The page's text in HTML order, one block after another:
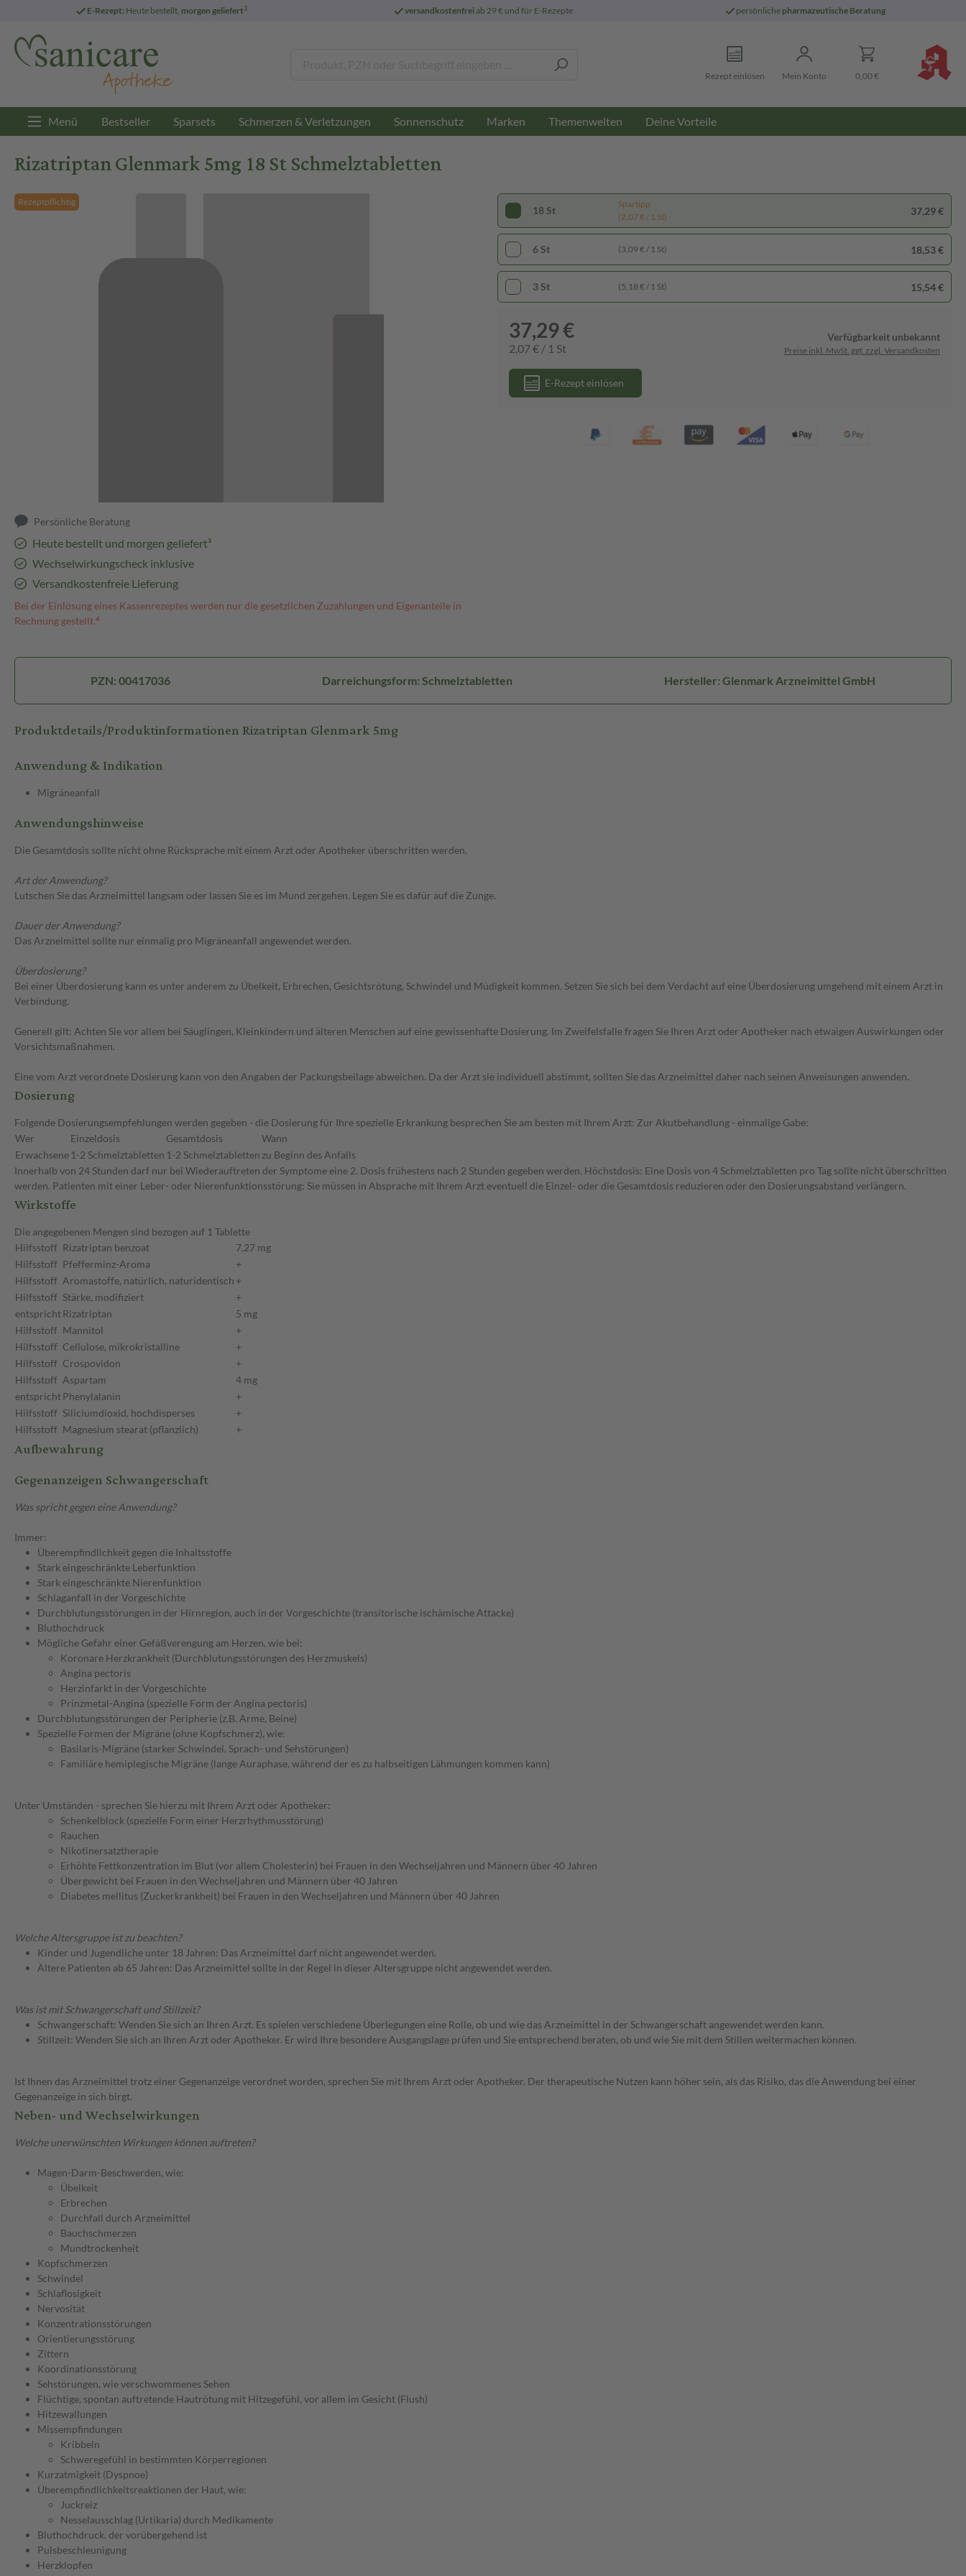
E-Rezept: Heute bestellt, morgen geliefert3 versandkostenfreiab 29 € und für E-Rezepte persönliche pharmazeutische Beratung
Rezept einlösen Mein Konto 0,00 €
Menü Bestseller Sparsets Schmerzen & Verletzungen Sonnenschutz Marken Themenwelten Deine Vorteile
Rizatriptan Glenmark 5mg 18 St Schmelztabletten
Rezeptpflichtig
Persönliche Beratung
Heute bestellt und morgen geliefert³
Wechselwirkungscheck inklusive
Versandkostenfreie Lieferung
Bei der Einlösung eines Kassenrezeptes werden nur die gesetzlichen Zuzahlungen und Eigenanteile in
Rechnung gestellt.⁴
18 St
Spartipp
(2,07 € / 1 St)
37,29 €
6 St (3,09 € / 1 St) 18,53 €
3 St (5,18 € / 1 St) 15,54 €
37,29 €
2,07 € / 1 St
Verfügbarkeit unbekannt
Preise inkl. MwSt. ggf. zzgl. Versandkosten
E-Rezept einlösen
PZN: 00417036 Darreichungsform: Schmelztabletten Hersteller: Glenmark Arzneimittel GmbH
Produktdetails/Produktinformationen Rizatriptan Glenmark 5mg
Anwendung & Indikation
Migräneanfall
Anwendungshinweise
Die Gesamtdosis sollte nicht ohne Rücksprache mit einem Arzt oder Apotheker überschritten werden.
Art der Anwendung?
Lutschen Sie das Arzneimittel langsam oder lassen Sie es im Mund zergehen. Legen Sie es dafür auf die Zunge.
Dauer der Anwendung?
Das Arzneimittel sollte nur einmalig pro Migräneanfall angewendet werden.
Überdosierung?
Bei einer Überdosierung kann es unter anderem zu Übelkeit, Erbrechen, Gesichtsrötung, Schwindel und Müdigkeit kommen. Setzen Sie sich bei dem Verdacht auf eine Überdosierung umgehend mit einem Arzt in
Verbindung.
Generell gilt: Achten Sie vor allem bei Säuglingen, Kleinkindern und älteren Menschen auf eine gewissenhafte Dosierung. Im Zweifelsfalle fragen Sie Ihren Arzt oder Apotheker nach etwaigen Auswirkungen oder
Vorsichtsmaßnahmen.
Eine vom Arzt verordnete Dosierung kann von den Angaben der Packungsbeilage abweichen. Da der Arzt sie individuell abstimmt, sollten Sie das Arzneimittel daher nach seinen Anweisungen anwenden.
Dosierung
Folgende Dosierungsempfehlungen werden gegeben - die Dosierung für Ihre spezielle Erkrankung besprechen Sie am besten mit Ihrem Arzt: Zur Akutbehandlung - einmalige Gabe:
Wer
Einzeldosis Gesamtdosis
Wann
Erwachsene 1-2 Schmelztabletten 1-2 Schmelztabletten zu Beginn des Anfalls
Innerhalb von 24 Stunden darf nur bei Wiederauftreten der Symptome eine 2. Dosis frühestens nach 2 Stunden gegeben werden. Höchstdosis: Eine Dosis von 4 Schmelztabletten pro Tag sollte nicht überschritten
werden. Patienten mit einer Leber- oder Nierenfunktionsstörung: Sie müssen in Absprache mit Ihrem Arzt eventuell die Einzel- oder die Gesamtdosis reduzieren oder den Dosierungsabstand verlängern.
Wirkstoffe
Die angegebenen Mengen sind bezogen auf 1 Tablette
Hilfsstoff Rizatriptan benzoat
7,27 mg
Hilfsstoff Pfefferminz-Aroma
+
Hilfsstoff Aromastoffe, natürlich, naturidentisch +
Hilfsstoff Stärke, modifiziert
+
entsprichtRizatriptan
5 mg
Hilfsstoff Mannitol
+
Hilfsstoff Cellulose, mikrokristalline
+
Hilfsstoff Crospovidon
+
Hilfsstoff Aspartam
4 mg
entsprichtPhenylalanin
+
Hilfsstoff Siliciumdioxid, hochdisperses
+
Hilfsstoff Magnesium stearat (pflanzlich) +
Aufbewahrung
Gegenanzeigen Schwangerschaft
Was spricht gegen eine Anwendung?
Immer:
Überempfindlichkeit gegen die Inhaltsstoffe
Stark eingeschränkte Leberfunktion
Stark eingeschränkte Nierenfunktion
Schlaganfall in der Vorgeschichte
Durchblutungsstörungen in der Hirnregion, auch in der Vorgeschichte (transitorische ischämische Attacke)
Bluthochdruck
Mögliche Gefahr einer Gefäßverengung am Herzen, wie bei:
Koronare Herzkrankheit (Durchblutungsstörungen des Herzmuskels)
Angina pectoris
Herzinfarkt in der Vorgeschichte
Prinzmetal-Angina (spezielle Form der Angina pectoris)
Durchblutungsstörungen der Peripherie (z.B. Arme, Beine)
Spezielle Formen der Migräne (ohne Kopfschmerz), wie:
Basilaris-Migräne (starker Schwindel, Sprach- und Sehstörungen)
Familiäre hemiplegische Migräne (lange Auraphase, während der es zu halbseitigen Lähmungen kommen kann)
Unter Umständen - sprechen Sie hierzu mit Ihrem Arzt oder Apotheker:
Schenkelblock (spezielle Form einer Herzrhythmusstörung)
Rauchen
Nikotinersatztherapie
Erhöhte Fettkonzentration im Blut (vor allem Cholesterin) bei Frauen in den Wechseljahren und Männern über 40 Jahren
Übergewicht bei Frauen in den Wechseljahren und Männern über 40 Jahren
Diabetes mellitus (Zuckerkrankheit) bei Frauen in den Wechseljahren und Männern über 40 Jahren
Welche Altersgruppe ist zu beachten?
Kinder und Jugendliche unter 18 Jahren: Das Arzneimittel darf nicht angewendet werden.
Ältere Patienten ab 65 Jahren: Das Arzneimittel sollte in der Regel in dieser Altersgruppe nicht angewendet werden.
Was ist mit Schwangerschaft und Stillzeit?
Schwangerschaft: Wenden Sie sich an Ihren Arzt. Es spielen verschiedene Überlegungen eine Rolle, ob und wie das Arzneimittel in der Schwangerschaft angewendet werden kann.
Stillzeit: Wenden Sie sich an Ihren Arzt oder Apotheker. Er wird Ihre besondere Ausgangslage prüfen und Sie entsprechend beraten, ob und wie Sie mit dem Stillen weitermachen können.
Ist Ihnen das Arzneimittel trotz einer Gegenanzeige verordnet worden, sprechen Sie mit Ihrem Arzt oder Apotheker. Der therapeutische Nutzen kann höher sein, als das Risiko, das die Anwendung bei einer
Gegenanzeige in sich birgt.
Neben- und Wechselwirkungen
Welche unerwünschten Wirkungen können auftreten?
Magen-Darm-Beschwerden, wie:
Übelkeit
Erbrechen
Durchfall durch Arzneimittel
Bauchschmerzen
Mundtrockenheit
Kopfschmerzen
Schwindel
Schlaflosigkeit
Nervosität
Konzentrationsstörungen
Orientierungsstörung
Zittern
Koordinationsstörung
Sehstörungen, wie verschwommenes Sehen
Flüchtige, spontan auftretende Hautrötung mit Hitzegefühl, vor allem im Gesicht (Flush)
Hitzewallungen
Missempfindungen
Kribbeln
Schweregefühl in bestimmten Körperregionen
Kurzatmigkeit (Dyspnoe)
Überempfindlichkeitsreaktionen der Haut, wie:
Juckreiz
Nesselausschlag (Urtikaria) durch Medikamente
Bluthochdruck, der vorübergehend ist
Pulsbeschleunigung
Herzklopfen